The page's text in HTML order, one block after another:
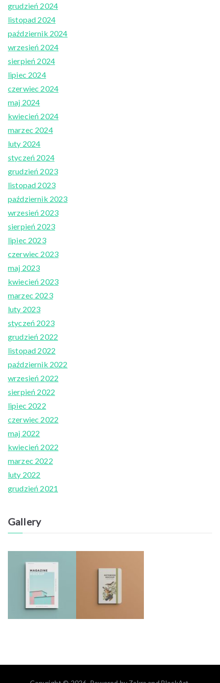
grudzień 2024
listopad 2024
październik 2024
wrzesień 2024
sierpień 2024
lipiec 2024
czerwiec 2024
maj 2024
kwiecień 2024
marzec 2024
luty 2024
styczeń 2024
grudzień 2023
listopad 2023
październik 2023
wrzesień 2023
sierpień 2023
lipiec 2023
czerwiec 2023
maj 2023
kwiecień 2023
marzec 2023
luty 2023
styczeń 2023
grudzień 2022
listopad 2022
październik 2022
wrzesień 2022
sierpień 2022
lipiec 2022
czerwiec 2022
maj 2022
kwiecień 2022
marzec 2022
luty 2022
grudzień 2021
Gallery